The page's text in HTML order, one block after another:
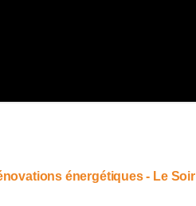
énergétiques - Le Soir